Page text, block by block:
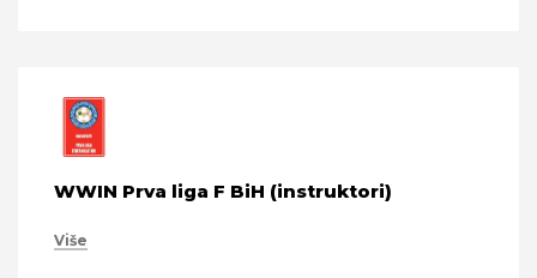
WWIN Prva liga F BiH (instruktori)
Više